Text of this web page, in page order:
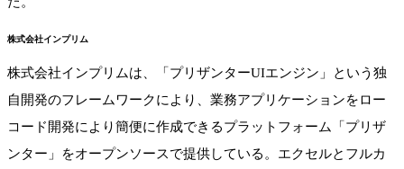
株式会社インプリム
株式会社インプリムは、「プリザンターUIエンジン」という独
自開発のフレームワークにより、業務アプリケーションをロー
コード開発により簡便に作成できるプラットフォーム「プリザ
ンター」をオープンソースで提供している。エクセルとフルカ